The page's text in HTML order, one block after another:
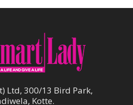
Ltd, 300/13 Bird Park,
Kotte.